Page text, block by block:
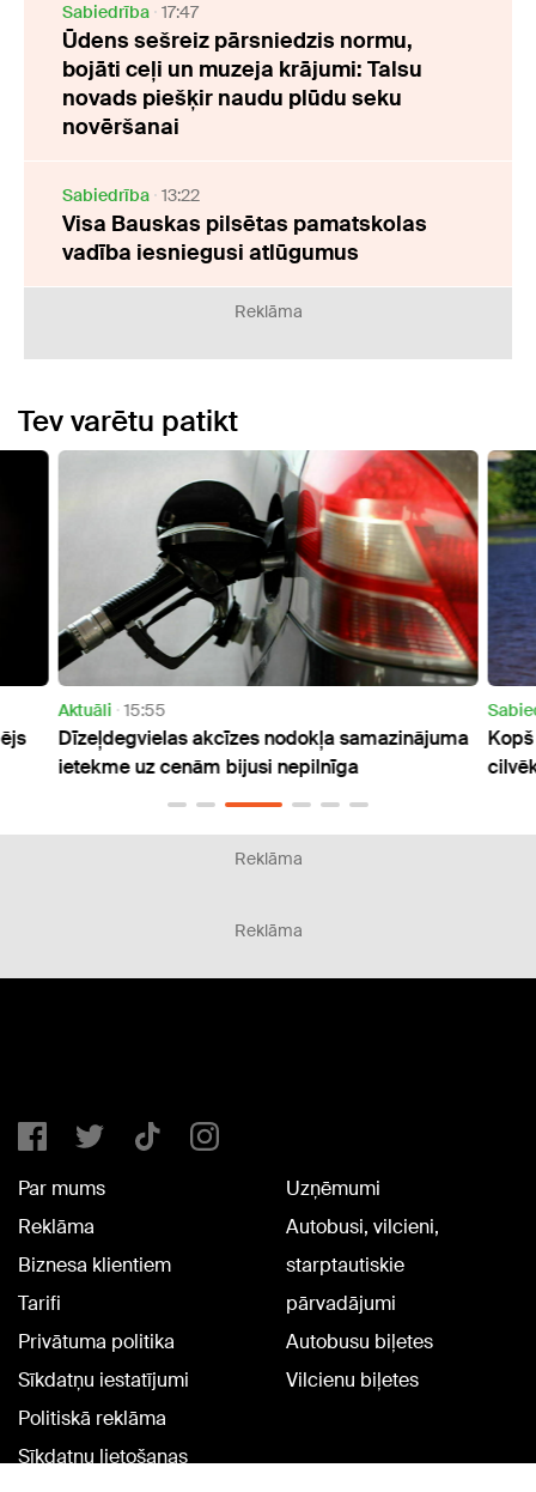
Sabiedrība 17:47
Ūdens sešreiz pārsniedzis normu,
bojāti ceļi un muzeja krājumi: Talsu
novads piešķir naudu plūdu seku
novēršanai
Sabiedrība 13:22
Visa Bauskas pilsētas pamatskolas
vadība iesniegusi atlūgumus
Reklāma
Tev varētu patikt
Aktuāli 15:55
Dīzeļdegvielas akcīzes nodokļa samazinājuma
ietekme uz cenām bijusi nepilnīga
Reklāma
Reklāma
Par mums
Reklāma
Biznesa klientiem
Tarifi
Privātuma politika
Sīkdatņu iestatījumi
Politiskā reklāma
Sīkdatņu lietošanas
Uzņēmumi
Autobusi, vilcieni,
starptautiskie
pārvadājumi
Autobusu biļetes
Vilcienu biļetes